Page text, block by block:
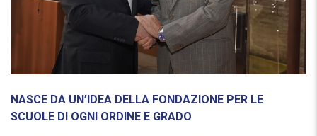
NASCE DA UN’IDEA DELLA FONDAZIONE PER LE
SCUOLE DI OGNI ORDINE E GRADO